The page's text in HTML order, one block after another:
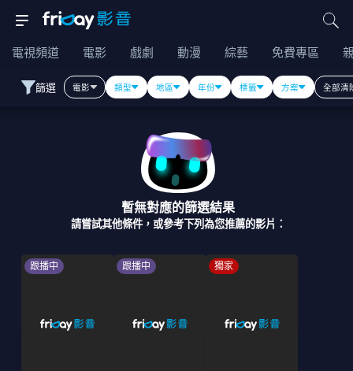
電視頻道 電影 戲劇 動漫 綜藝 免費專區
篩選 電影 類型 地區 年份 標籤 方案 全部清
暫無對應的篩選結果
請嘗試其他條件，或參考下列為您推薦的影片：
跟播中 跟播中 獨家